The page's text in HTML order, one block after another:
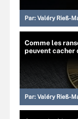
Par: Valéry Rieß-
Comme les
peuvent cacher
Par: Valéry Rieß-